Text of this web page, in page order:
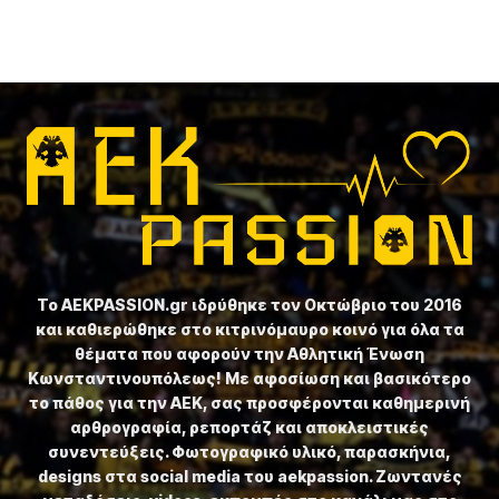
Το ⁦AEKPASSION.gr⁩ ιδρύθηκε τον Οκτώβριο του 2016
και καθιερώθηκε στο κιτρινόμαυρο κοινό για όλα τα
θέματα που αφορούν την Αθλητική Ένωση
Κωνσταντινουπόλεως! Με αφοσίωση και βασικότερο
το πάθος για την ΑΕΚ, σας προσφέρονται καθημερινή
αρθρογραφία, ρεπορτάζ και αποκλειστικές
συνεντεύξεις. Φωτογραφικό υλικό, παρασκήνια,
designs στα social media του aekpassion. Ζωντανές